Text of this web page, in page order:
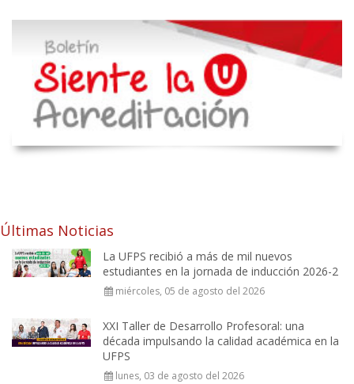
Últimas Noticias
La UFPS recibió a más de mil nuevos
estudiantes en la jornada de inducción 2026-2
miércoles, 05 de agosto del 2026
XXI Taller de Desarrollo Profesoral: una
década impulsando la calidad académica en la
UFPS
lunes, 03 de agosto del 2026